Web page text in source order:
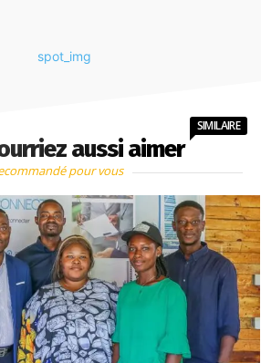
aussi aimer
SIMILAIRE
pour vous